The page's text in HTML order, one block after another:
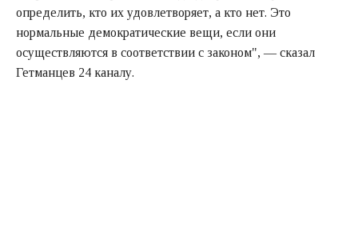
определить, кто их удовлетворяет, а кто нет. Это
нормальные демократические вещи, если они
осуществляются в соответствии с законом", — сказал
Гетманцев 24 каналу.